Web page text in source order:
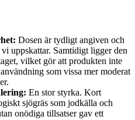
Dosen är tydligt angiven och
uppskattar. Samtidigt ligger den
vilket gör att produkten inte
som vissa mer moderat
En stor styrka. Kort
sjögräs som jodkälla och
onödiga tillsatser gav ett